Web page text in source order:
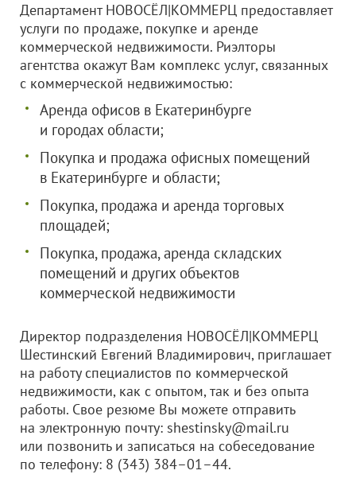
Департамент НОВОСЁЛ|КОММЕРЦ предоставляет
услуги по продаже, покупке и аренде
коммерческой недвижимости. Риэлторы
агентства окажут Вам комплекс услуг, связанных
с коммерческой недвижимостью:
Аренда офисов в Екатеринбурге
и городах области;
Покупка и продажа офисных помещений
в Екатеринбурге и области;
Покупка, продажа и аренда торговых
площадей;
Покупка, продажа, аренда складских
помещений и других объектов
коммерческой недвижимости
Директор подразделения НОВОСЁЛ|КОММЕРЦ
Шестинский Евгений Владимирович, приглашает
на работу специалистов по коммерческой
недвижимости, как с опытом, так и без опыта
работы. Свое резюме Вы можете отправить
на электронную почту: shestinsky@mail.ru
или позвонить и записаться на собеседование
по телефону: 8 (343) 384–01–44.